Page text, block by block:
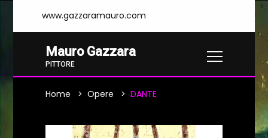
www.gazzaramauro.com
Mauro Gazzara
PITTORE
Home Opere DANTE